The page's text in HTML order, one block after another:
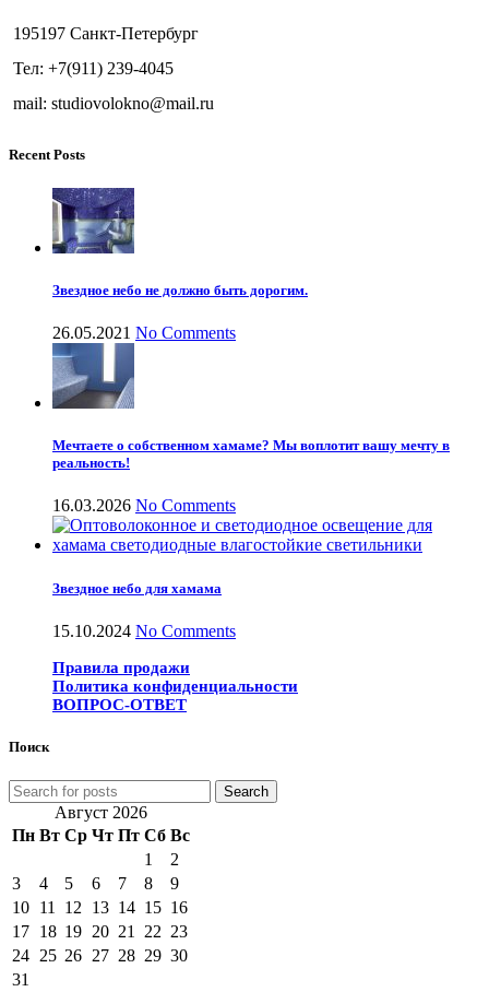
195197 Санкт-Петербург
Тел: +7(911) 239-4045
mail: studiovolokno@mail.ru
Recent Posts
Звездное небо не должно быть дорогим.
26.05.2021 No Comments
Мечтаете о собственном хамаме? Мы воплотит вашу мечту в
реальность!
16.03.2026 No Comments
Звездное небо для хамама
15.10.2024 No Comments
Правила продажи
Политика конфиденциальности
ВОПРОС-ОТВЕТ
Поиск
Search
Август 2026
Пн Вт Ср Чт Пт Сб Вс
1
2
3
4 5 6 7 8
9
10 11 12 13 14 15 16
17 18 19 20 21 22 23
24 25 26 27 28 29 30
31